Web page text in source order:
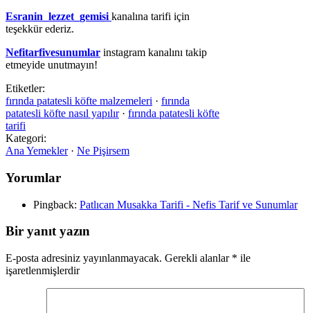
Esranin_lezzet_gemisi kanalına tarifi için
teşekkür ederiz.
Nefitarfivesunumlar instagram kanalını takip
etmeyide unutmayın!
Etiketler:
fırında patatesli köfte malzemeleri · fırında
patatesli köfte nasıl yapılır· fırında patatesli köfte
tarifi
Kategori:
Ana Yemekler· Ne Pişirsem
Yorumlar
Pingback: Patlıcan Musakka Tarifi - Nefis Tarif ve Sunumlar
Bir yanıt yazın
E-posta adresiniz yayınlanmayacak. Gerekli alanlar * ile
işaretlenmişlerdir